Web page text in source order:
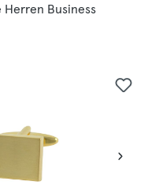
Herren Business